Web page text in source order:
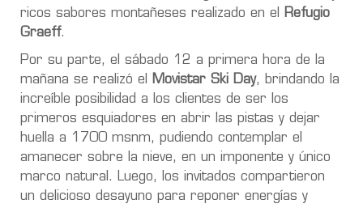
ricos sabores montañeses realizado en el
Refugio
Graeff.
Por su parte, el sábado 12 a primera hora de la
mañana se realizó el
Movistar Ski Day, brindando la
increíble posibilidad a los clientes de ser los
primeros esquiadores en abrir las pistas y dejar
huella a 1700 msnm, pudiendo contemplar el
amanecer sobre la nieve, en un imponente y único
marco natural. Luego, los invitados compartieron
un delicioso desayuno para reponer energías y